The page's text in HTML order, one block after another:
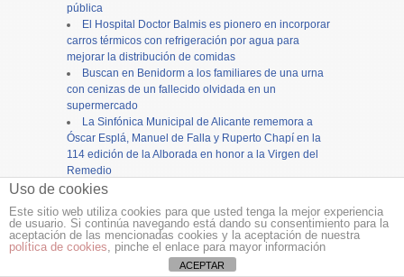
pública
El Hospital Doctor Balmis es pionero en incorporar
carros térmicos con refrigeración por agua para
mejorar la distribución de comidas
Buscan en Benidorm a los familiares de una urna
con cenizas de un fallecido olvidada en un
supermercado
La Sinfónica Municipal de Alicante rememora a
Óscar Esplá, Manuel de Falla y Ruperto Chapí en la
114 edición de la Alborada en honor a la Virgen del
Remedio
Un vehículo arde en plena vía urbana de Novelda
27 nuevos postes de madera completan la
renovación de la señalética en la Sierra de Santa Pola
Desarticulado un grupo criminal itinerante dedicado
a robos en viviendas que marcaban mediante la
Uso de cookies
Este sitio web utiliza cookies para que usted tenga la mejor experiencia
de usuario. Si continúa navegando está dando su consentimiento para la
aceptación de las mencionadas cookies y la aceptación de nuestra
política de cookies, pinche el enlace para mayor información
ACEPTAR